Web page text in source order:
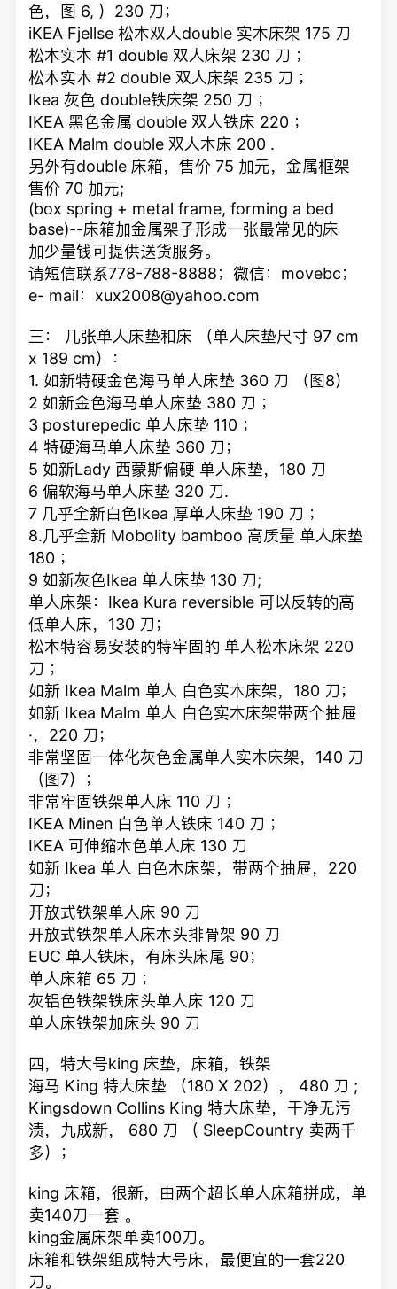
色，图 6, ）230 刀；
iKEA Fjellse 松木双人double 实木床架 175 刀
松木实木 #1 double 双人床架 230 刀 ；
松木实木 #2 double 双人床架 235 刀 ；
Ikea 灰色 double铁床架 250 刀 ；
IKEA 黑色金属 double 双人铁床 220 ；
IKEA Malm double 双人木床 200 .
另外有double 床箱，售价 75 加元，金属框架
售价 70 加元;
(box spring + metal frame, forming a bed
base)--床箱加金属架子形成一张最常见的床
加少量钱可提供送货服务。
请短信联系778-788-8888；微信：movebc；
e- mail：xux2008@yahoo.com
三： 几张单人床垫和床 （单人床垫尺寸 97 cm
x 189 cm）：
1. 如新特硬金色海马单人床垫 360 刀 （图8）
2 如新金色海马单人床垫 380 刀 ；
3 posturepedic 单人床垫 110 ；
4 特硬海马单人床垫 360 刀；
5 如新Lady 西蒙斯偏硬 单人床垫，180 刀
6 偏软海马单人床垫 320 刀.
7 几乎全新白色Ikea 厚单人床垫 190 刀 ；
8.几乎全新 Mobolity bamboo 高质量 单人床垫
180 ；
9 如新灰色Ikea 单人床垫 130 刀;
单人床架：Ikea Kura reversible 可以反转的高
低单人床，130 刀；
松木特容易安装的特牢固的 单人松木床架 220
刀 ；
如新 Ikea Malm 单人 白色实木床架，180 刀；
如新 Ikea Malm 单人 白色实木床架带两个抽屉
·，220 刀；
非常坚固一体化灰色金属单人实木床架，140 刀
（图7）；
非常牢固铁架单人床 110 刀 ；
IKEA Minen 白色单人铁床 140 刀 ；
IKEA 可伸缩木色单人床 130 刀
如新 Ikea 单人 白色木床架，带两个抽屉，220
刀；
开放式铁架单人床 90 刀
开放式铁架单人床木头排骨架 90 刀
EUC 单人铁床，有床头床尾 90；
单人床箱 65 刀 ；
灰铝色铁架铁床头单人床 120 刀
单人床铁架加床头 90 刀
四，特大号king 床垫，床箱，铁架
海马 King 特大床垫 （180 X 202）， 480 刀 ;
Kingsdown Collins King 特大床垫，干净无污
渍，九成新， 680 刀 （ SleepCountry 卖两千
多）；
king 床箱，很新，由两个超长单人床箱拼成，单
卖140刀一套 。
king金属床架单卖100刀。
床箱和铁架组成特大号床，最便宜的一套220
刀。